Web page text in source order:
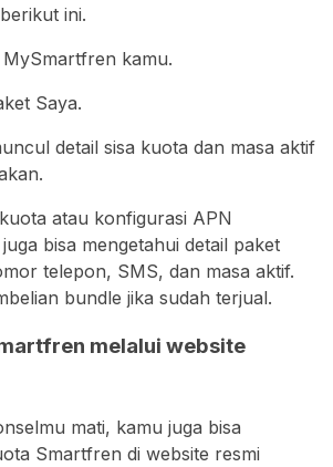
ini.
kamu.
Saya.
detail sisa kuota dan masa aktif
atau konfigurasi APN
bisa mengetahui detail paket
telepon, SMS, dan masa aktif.
bundle jika sudah terjual.
melalui website
mati, kamu juga bisa
Smartfren di website resmi